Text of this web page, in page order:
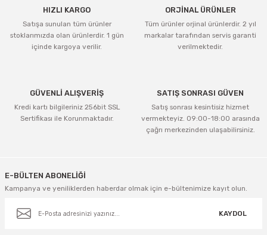
Ürün açıklamasında eksik bilgiler bulunuyor.
Ürün bilgilerinde hatalar bulunuyor.
Ürün fiyatı diğer sitelerden daha pahalı.
HIZLI KARGO
Satışa sunulan tüm ürünler
stoklarımızda olan ürünlerdir. 1 gün
içinde kargoya verilir.
ORJİNAL ÜRÜNLER
Tüm ürünler orjinal ürünlerdir. 2 yıl
markalar tarafından servis garanti
verilmektedir.
GÜVENLİ ALIŞVERİŞ
Kredi kartı bilgileriniz 256bit SSL
Sertifikası ile Korunmaktadır.
SATIŞ SONRASI GÜVEN
Satış sonrası kesintisiz hizmet
vermekteyiz. 09:00-18:00 arasında
çağrı merkezinden ulaşabilirsiniz.
E-BÜLTEN ABONELİĞİ
Kampanya ve yeniliklerden haberdar olmak için e-bültenimize kayıt olun.
KAYDOL